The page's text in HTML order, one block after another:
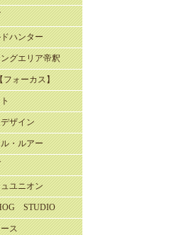
ハンター
ングエリア帝釈
フォーカス】
ザイン
・ルアー
ユニオン
STUDIO
ス